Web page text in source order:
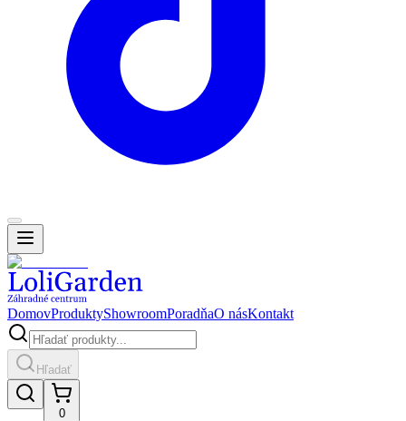
DomovProduktyShowroomPoradňaO násKontakt
Hľadať
0